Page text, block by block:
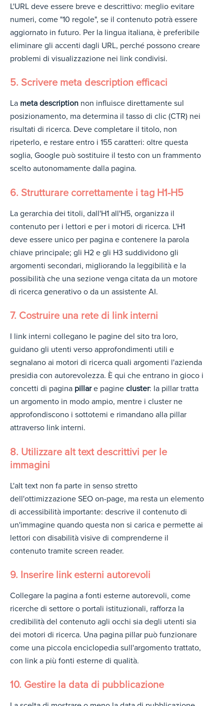
L'URL deve essere breve e descrittivo: meglio evitare
numeri, come "10 regole", se il contenuto potrà essere
aggiornato in futuro. Per la lingua italiana, è preferibile
eliminare gli accenti dagli URL, perché possono creare
problemi di visualizzazione nei link condivisi.
5. Scrivere meta description efficaci
La meta description non influisce direttamente sul
posizionamento, ma determina il tasso di clic (CTR) nei
risultati di ricerca. Deve completare il titolo, non
ripeterlo, e restare entro i 155 caratteri: oltre questa
soglia, Google può sostituire il testo con un frammento
scelto autonomamente dalla pagina.
6. Strutturare correttamente i tag H1-H5
La gerarchia dei titoli, dall'H1 all'H5, organizza il
contenuto per i lettori e per i motori di ricerca. L'H1
deve essere unico per pagina e contenere la parola
chiave principale; gli H2 e gli H3 suddividono gli
argomenti secondari, migliorando la leggibilità e la
possibilità che una sezione venga citata da un motore
di ricerca generativo o da un assistente AI.
7. Costruire una rete di link interni
I link interni collegano le pagine del sito tra loro,
guidano gli utenti verso approfondimenti utili e
segnalano ai motori di ricerca quali argomenti l'azienda
presidia con autorevolezza. È qui che entrano in gioco i
concetti di pagina pillare pagine cluster: la pillar tratta
un argomento in modo ampio, mentre i cluster ne
approfondiscono i sottotemi e rimandano alla pillar
attraverso link interni.
8. Utilizzare alt text descrittivi per le
immagini
L'alt text non fa parte in senso stretto
dell'ottimizzazione SEO on-page, ma resta un elemento
di accessibilità importante: descrive il contenuto di
un'immagine quando questa non si carica e permette ai
lettori con disabilità visive di comprenderne il
contenuto tramite screen reader.
9. Inserire link esterni autorevoli
Collegare la pagina a fonti esterne autorevoli, come
ricerche di settore o portali istituzionali, rafforza la
credibilità del contenuto agli occhi sia degli utenti sia
dei motori di ricerca. Una pagina pillar può funzionare
come una piccola enciclopedia sull'argomento trattato,
con link a più fonti esterne di qualità.
10. Gestire la data di pubblicazione